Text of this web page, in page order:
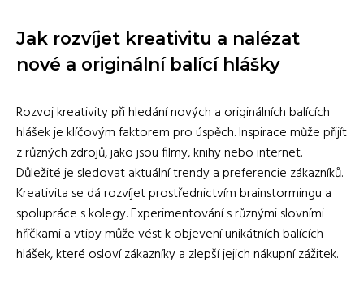
Jak rozvíjet kreativitu a nalézat
nové a originální balící hlášky
Rozvoj kreativity při hledání nových a originálních balících
hlášek je klíčovým faktorem pro úspěch. Inspirace může přijít
z různých zdrojů, jako jsou filmy, knihy nebo internet.
Důležité je sledovat aktuální trendy a preferencie zákazníků.
Kreativita se dá rozvíjet prostřednictvím brainstormingu a
spolupráce s kolegy. Experimentování s různými slovními
hříčkami a vtipy může vést k objevení unikátních balících
hlášek, které osloví zákazníky a zlepší jejich nákupní zážitek.